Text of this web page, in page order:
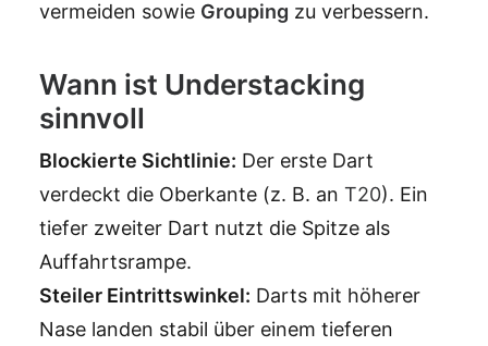
vermeiden sowie Grouping zu verbessern.
Wann ist Understacking
sinnvoll
Blockierte Sichtlinie: Der erste Dart
verdeckt die Oberkante (z. B. an T20). Ein
tiefer zweiter Dart nutzt die Spitze als
Auffahrtsrampe.
Steiler Eintrittswinkel: Darts mit höherer
Nase landen stabil über einem tieferen